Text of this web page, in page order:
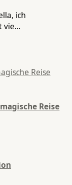
ich
vie...
Reise